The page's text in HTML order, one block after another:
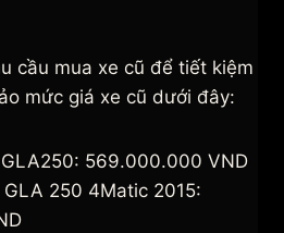
cầu mua xe cũ để tiết kiệm
mức giá xe cũ dưới đây:
569.000.000 VND
250 4Matic 2015: